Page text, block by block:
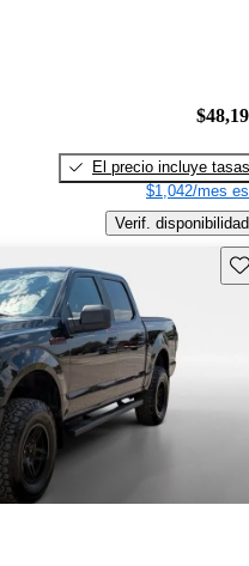
El precio incluye tasas
$1,042/mes
Verif. disponibilidad